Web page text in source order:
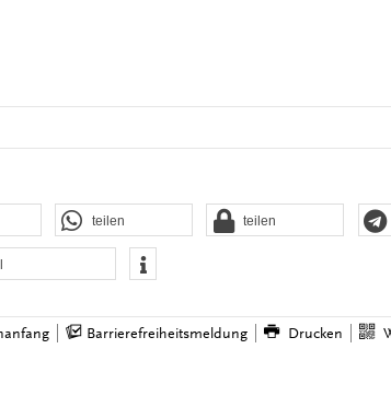
teilen teilen
Barrierefreiheitsmeldung Drucken